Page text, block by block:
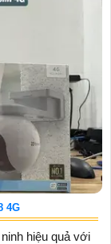
4G
hiệu quả với